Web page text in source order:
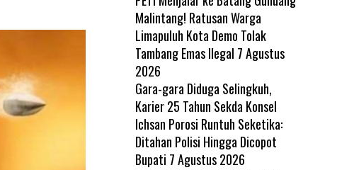
Malintang! Ratusan Warga
Limapuluh Kota Demo Tolak
Tambang Emas Ilegal 7 Agustus
2026
Gara-gara Diduga Selingkuh,
Karier 25 Tahun Sekda Konsel
Ichsan Porosi Runtuh Seketika:
Ditahan Polisi Hingga Dicopot
Bupati 7 Agustus 2026